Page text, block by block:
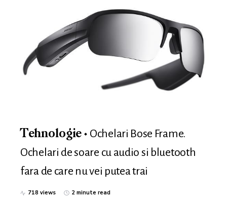
Tehnologie
Ochelari Bose Frame.
Ochelari de soare cu audio si bluetooth
fara de care nu vei putea trai
718 views 2 minute read